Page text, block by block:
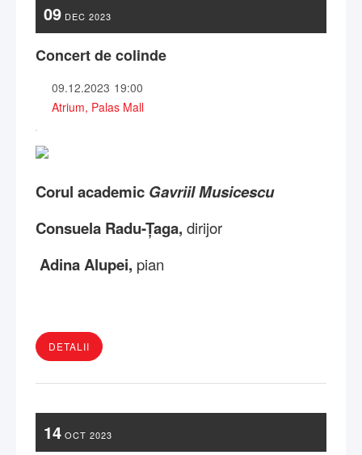
09 DEC 2023
Concert de colinde
09.12.2023 19:00
Atrium, Palas Mall
Corul academic Gavriil Musicescu
Consuela Radu-Țaga, dirijor
Adina Alupei, pian
DETALII
14 OCT 2023